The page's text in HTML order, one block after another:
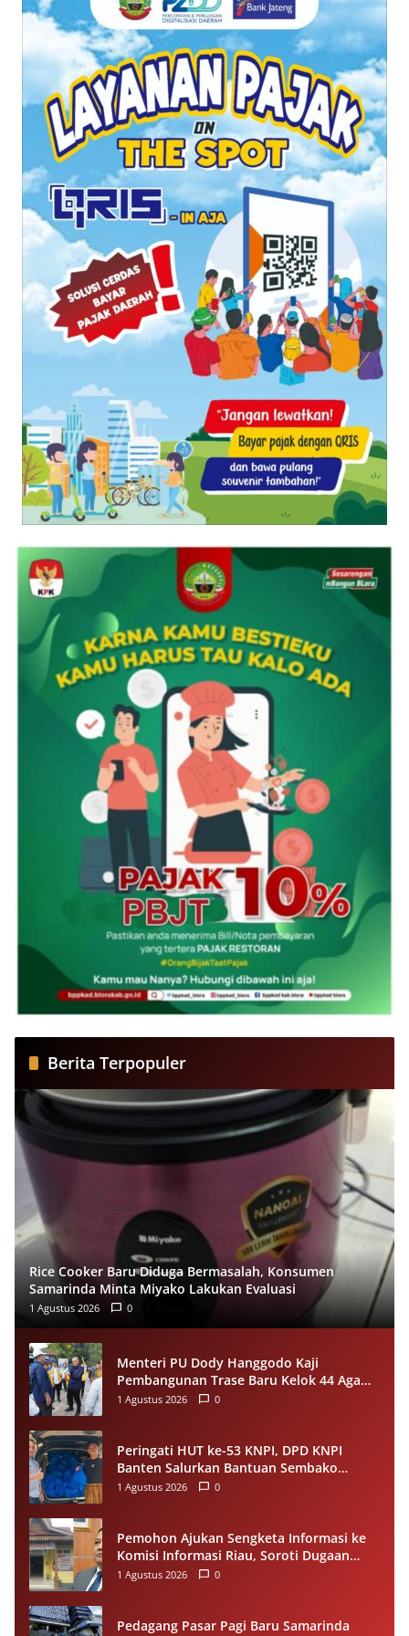
Berita Terpopuler
Rice Cooker Baru Diduga Bermasalah, Konsumen
Samarinda Minta Miyako Lakukan Evaluasi
1 Agustus 2026 0
Menteri PU Dody Hanggodo Kaji
Pembangunan Trase Baru Kelok 44 Agam
Usai Longsor, Utamakan Keselamatan
1 Agustus 2026 0
Peringati HUT ke-53 KNPI, DPD KNPI
Banten Salurkan Bantuan Sembako
Melalui Pemuda Berdampak
1 Agustus 2026 0
Pemohon Ajukan Sengketa Informasi ke
Komisi Informasi Riau, Soroti Dugaan
Tidak Ditanggapinya Permohonan ke
1 Agustus 2026 0
Pedagang Pasar Pagi Baru Samarinda